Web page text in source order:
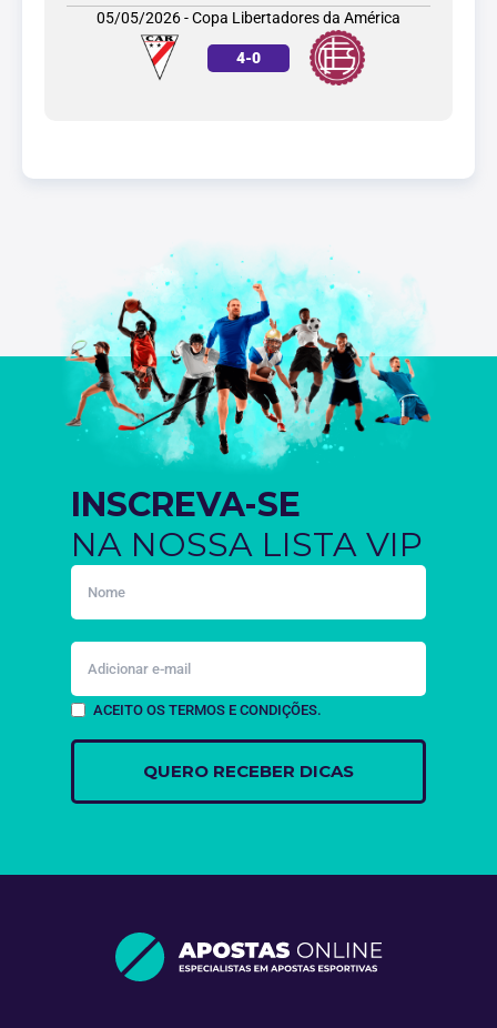
05/05/2026 - Copa Libertadores da América
4-0
INSCREVA-SE
NA NOSSA LISTA VIP
ACEITO OS TERMOS E CONDIÇÕES.